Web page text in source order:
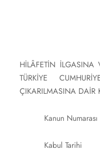
HİLÂFETİN
TÜRKİYE
ÇIKARILMASINA DAİR
Kanun
Kabul